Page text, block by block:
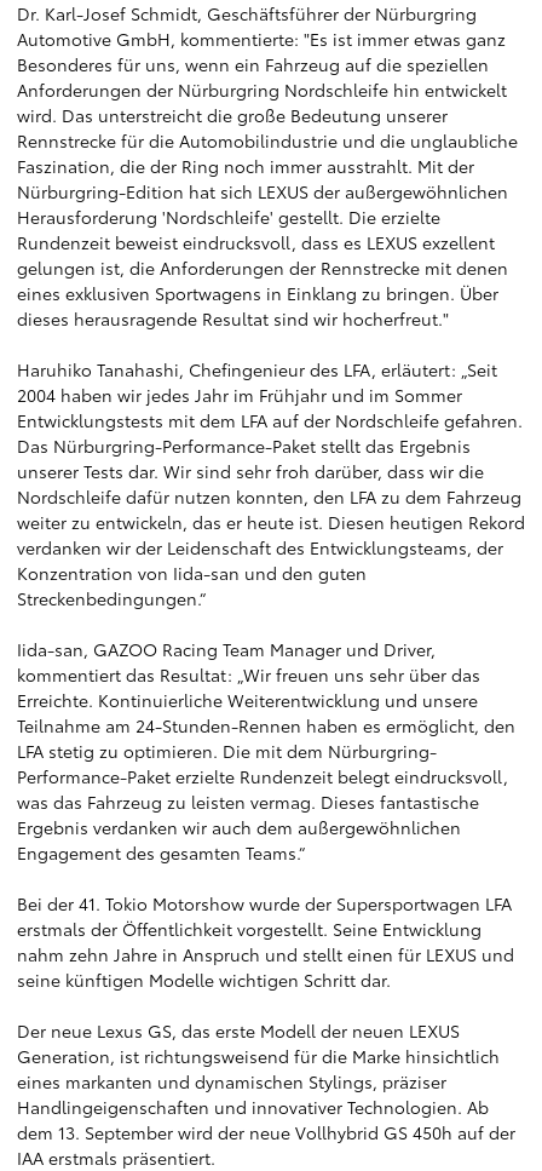
Dr. Karl-Josef Schmidt, Geschäftsführer der Nürburgring
Automotive GmbH, kommentierte: "Es ist immer etwas ganz
Besonderes für uns, wenn ein Fahrzeug auf die speziellen
Anforderungen der Nürburgring Nordschleife hin entwickelt
wird. Das unterstreicht die große Bedeutung unserer
Rennstrecke für die Automobilindustrie und die unglaubliche
Faszination, die der Ring noch immer ausstrahlt. Mit der
Nürburgring-Edition hat sich LEXUS der außergewöhnlichen
Herausforderung 'Nordschleife' gestellt. Die erzielte
Rundenzeit beweist eindrucksvoll, dass es LEXUS exzellent
gelungen ist, die Anforderungen der Rennstrecke mit denen
eines exklusiven Sportwagens in Einklang zu bringen. Über
dieses herausragende Resultat sind wir hocherfreut."
Haruhiko Tanahashi, Chefingenieur des LFA, erläutert: „Seit
2004 haben wir jedes Jahr im Frühjahr und im Sommer
Entwicklungstests mit dem LFA auf der Nordschleife gefahren.
Das Nürburgring-Performance-Paket stellt das Ergebnis
unserer Tests dar. Wir sind sehr froh darüber, dass wir die
Nordschleife dafür nutzen konnten, den LFA zu dem Fahrzeug
weiter zu entwickeln, das er heute ist. Diesen heutigen Rekord
verdanken wir der Leidenschaft des Entwicklungsteams, der
Konzentration von Iida-san und den guten
Streckenbedingungen.“
Iida-san, GAZOO Racing Team Manager und Driver,
kommentiert das Resultat: „Wir freuen uns sehr über das
Erreichte. Kontinuierliche Weiterentwicklung und unsere
Teilnahme am 24-Stunden-Rennen haben es ermöglicht, den
LFA stetig zu optimieren. Die mit dem Nürburgring-
Performance-Paket erzielte Rundenzeit belegt eindrucksvoll,
was das Fahrzeug zu leisten vermag. Dieses fantastische
Ergebnis verdanken wir auch dem außergewöhnlichen
Engagement des gesamten Teams.“
Bei der 41. Tokio Motorshow wurde der Supersportwagen LFA
erstmals der Öffentlichkeit vorgestellt. Seine Entwicklung
nahm zehn Jahre in Anspruch und stellt einen für LEXUS und
seine künftigen Modelle wichtigen Schritt dar.
Der neue Lexus GS, das erste Modell der neuen LEXUS
Generation, ist richtungsweisend für die Marke hinsichtlich
eines markanten und dynamischen Stylings, präziser
Handlingeigenschaften und innovativer Technologien. Ab
dem 13. September wird der neue Vollhybrid GS 450h auf der
IAA erstmals präsentiert.